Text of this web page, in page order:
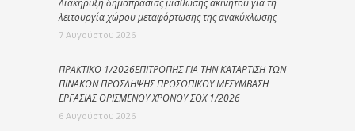
λειτουργία χώρου μεταφόρτωσης της ανακύκλωσης
7 Αυγούστου 2026
ΠΡΑΚΤΙΚΟ 1/2026ΕΠΙΤΡΟΠΗΣ ΓΙΑ ΤΗΝ ΚΑΤΑΡΤΙΣΗ ΤΩΝ
ΠΙΝΑΚΩΝ ΠΡΟΣΛΗΨΗΣ ΠΡΟΣΩΠΙΚΟΥ ΜΕΣΥΜΒΑΣΗ
ΕΡΓΑΣΙΑΣ ΟΡΙΣΜΕΝΟΥ ΧΡΟΝΟΥ ΣΟΧ 1/2026
6 Αυγούστου 2026